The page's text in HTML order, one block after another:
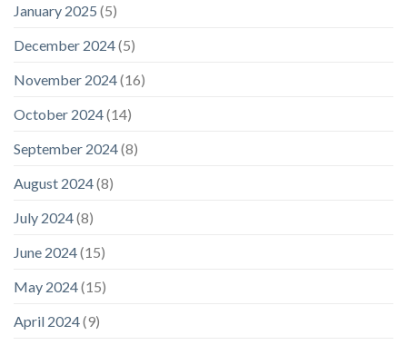
January 2025 (5)
December 2024(5)
November 2024(16)
October 2024(14)
September 2024(8)
August 2024(8)
July 2024(8)
June 2024(15)
May 2024(15)
April 2024(9)